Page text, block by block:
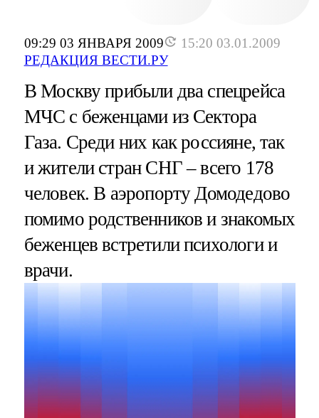
09:29 03 ЯНВАРЯ 2009
15:20 03.01.2009
РЕДАКЦИЯ ВЕСТИ.РУ
В Москву прибыли два спецрейса
МЧС с беженцами из Сектора
Газа. Среди них как россияне, так
и жители стран СНГ – всего 178
человек. В аэропорту Домодедово
помимо родственников и знакомых
беженцев встретили психологи и
врачи.